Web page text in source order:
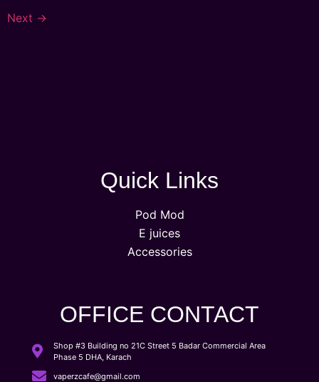
Next →
Quick Links
Pod Mod
E juices
Accessories
OFFICE CONTACT
Shop #3 Building no 21C Street 5 Badar Commercial Area
Phase 5 DHA, Karach
vaperzcafe@gmail.com